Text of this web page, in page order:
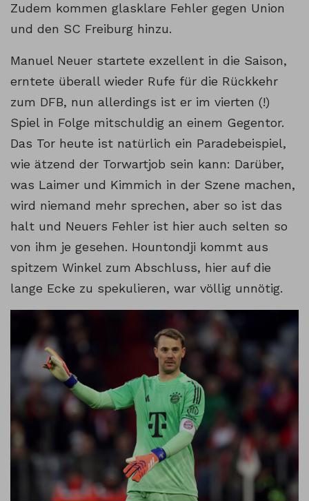
Zudem kommen glasklare Fehler gegen Union
und den SC Freiburg hinzu.
Manuel Neuer startete exzellent in die Saison,
erntete überall wieder Rufe für die Rückkehr
zum DFB, nun allerdings ist er im vierten (!)
Spiel in Folge mitschuldig an einem Gegentor.
Das Tor heute ist natürlich ein Paradebeispiel,
wie ätzend der Torwartjob sein kann: Darüber,
was Laimer und Kimmich in der Szene machen,
wird niemand mehr sprechen, aber so ist das
halt und Neuers Fehler ist hier auch selten so
von ihm je gesehen. Hountondji kommt aus
spitzem Winkel zum Abschluss, hier auf die
lange Ecke zu spekulieren, war völlig unnötig.